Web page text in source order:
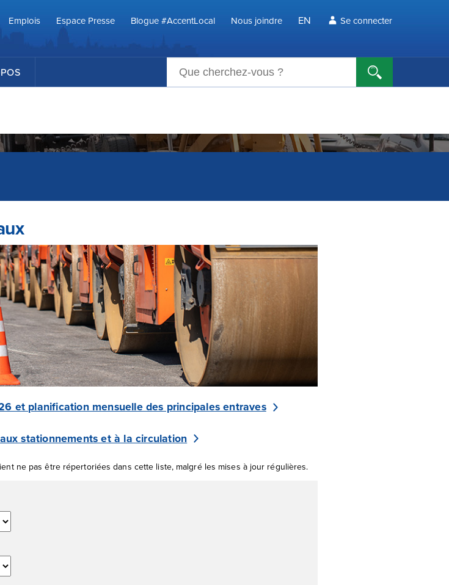
Emplois
Espace Presse Blogue #AccentLocal Nous joindre EN Se connecter
et planification mensuelle des principales entraves
stationnements et à la circulation
ne pas être répertoriées dans cette liste, malgré les mises à jour régulières.